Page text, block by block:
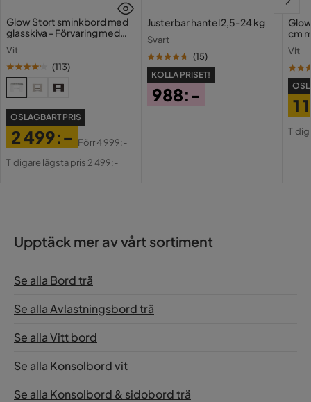
Glow Stort sminkbord med
glasskiva - Förvaring med
Vit
(113)
OSLAGBART PRIS
Pris
2 499:-
Original
Förr4 999:-
Tidigare lägsta pris 2 499:-
Justerbar hantel 2,5-24 kg
Svart
(15)
KOLLA PRISET!
988:-
cm
Vit
1
Upptäck mer av vårt sortiment
Se alla Bord trä
Se alla Avlastningsbord trä
Se alla Vitt bord
Se alla Konsolbord vit
Se alla Konsolbord & sidobord trä